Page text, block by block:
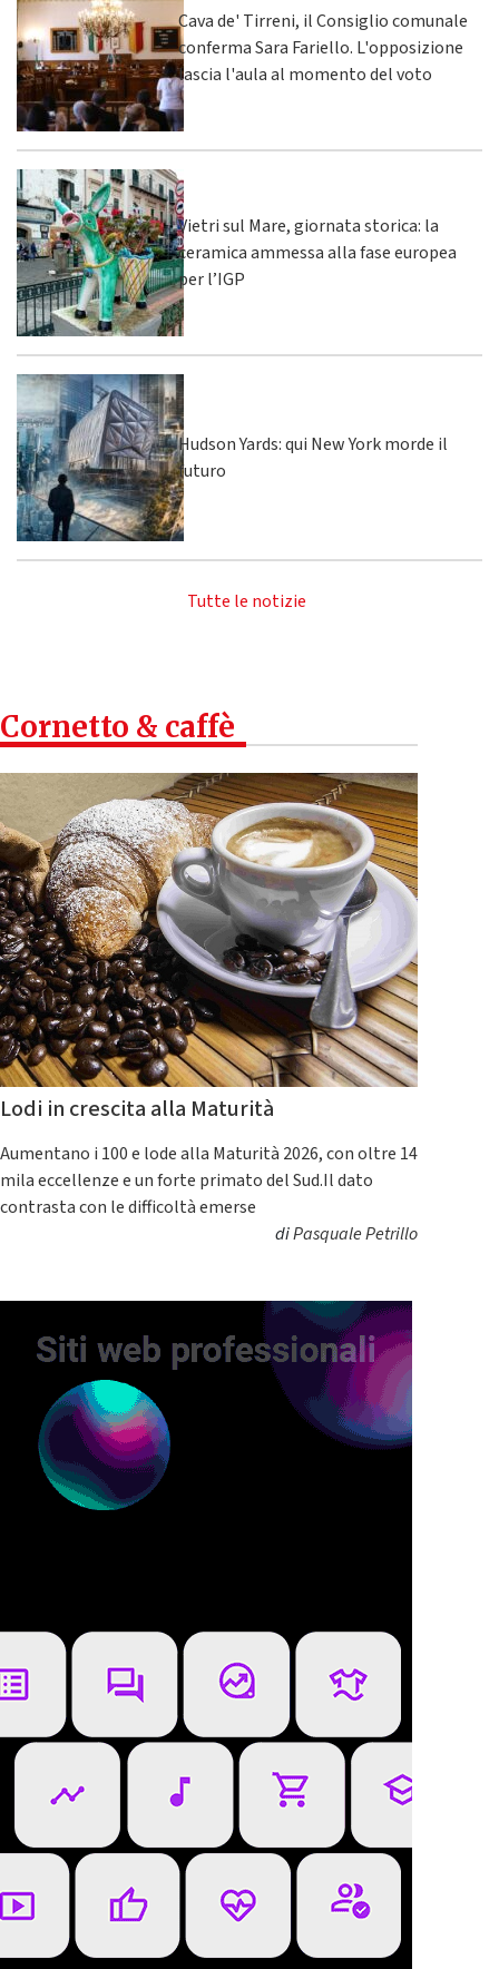
Cava de' Tirreni, il Consiglio comunale
conferma Sara Fariello. L'opposizione
lascia l'aula al momento del voto
Vietri sul Mare, giornata storica: la
ceramica ammessa alla fase europea
per l’IGP
Hudson Yards: qui New York morde il
futuro
Tutte le notizie
Cornetto & caffè
Lodi in crescita alla Maturità
Aumentano i 100 e lode alla Maturità 2026, con oltre 14
mila eccellenze e un forte primato del Sud.Il dato
contrasta con le difficoltà emerse
diPasquale Petrillo